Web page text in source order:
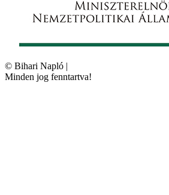
© Bihari Napló |
Minden jog fenntartva!